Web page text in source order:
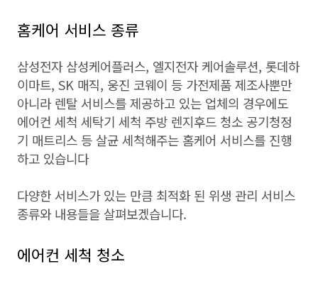
홈케어 서비스 종류
삼성전자 삼성케어플러스, 엘지전자 케어솔루션, 롯데하
이마트, SK 매직, 웅진 코웨이 등 가전제품 제조사뿐만
아니라 렌탈 서비스를 제공하고 있는 업체의 경우에도
에어컨 세척 세탁기 세척 주방 렌지후드 청소 공기청정
기 매트리스 등 살균 세척해주는 홈케어 서비스를 진행
하고 있습니다
다양한 서비스가 있는 만큼 최적화 된 위생 관리 서비스
종류와 내용들을 살펴보겠습니다.
에어컨 세척 청소